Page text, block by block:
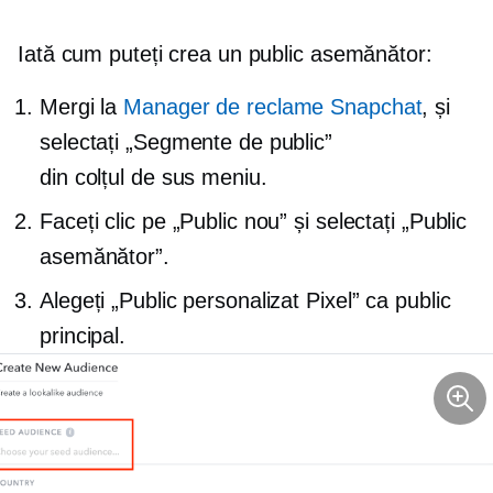
Iată cum puteți crea un public asemănător:
Mergi la Manager de reclame Snapchat, și
selectați „Segmente de public”
din colțul de sus meniu.
Faceți clic pe „Public nou” și selectați „Public
asemănător”.
Alegeți „Public personalizat Pixel” ca public
principal.